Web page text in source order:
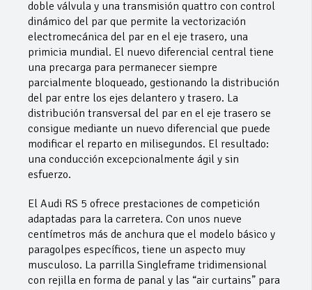
doble válvula y una transmisión quattro con control
dinámico del par que permite la vectorización
electromecánica del par en el eje trasero, una
primicia mundial. El nuevo diferencial central tiene
una precarga para permanecer siempre
parcialmente bloqueado, gestionando la distribución
del par entre los ejes delantero y trasero. La
distribución transversal del par en el eje trasero se
consigue mediante un nuevo diferencial que puede
modificar el reparto en milisegundos. El resultado:
una conducción excepcionalmente ágil y sin
esfuerzo.
El Audi RS 5 ofrece prestaciones de competición
adaptadas para la carretera. Con unos nueve
centímetros más de anchura que el modelo básico y
paragolpes específicos, tiene un aspecto muy
musculoso. La parrilla Singleframe tridimensional
con rejilla en forma de panal y las “air curtains” para